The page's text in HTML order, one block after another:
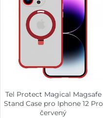
Tel Protect Magical Magsafe
Stand Case pro Iphone 12 Pro
červený